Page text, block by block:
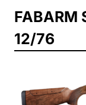
FABARM
12/76